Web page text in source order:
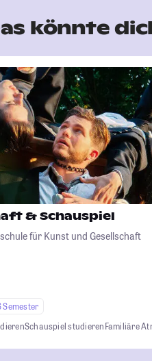
könnte
& Schauspiel
für Kunst und Gesellschaft
Semester
Schauspiel studierenFamiliäre